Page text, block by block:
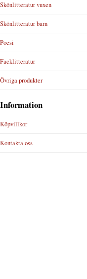
Skönlitteratur vuxen
Skönlitteratur barn
Poesi
Facklitteratur
Övriga produkter
Information
Köpvillkor
Kontakta oss